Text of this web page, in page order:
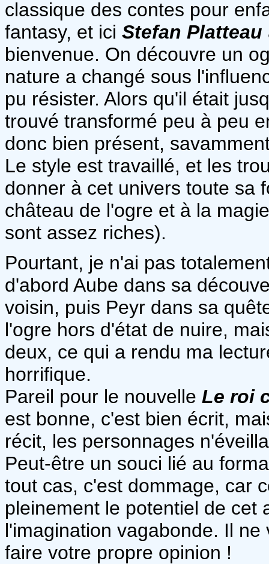
classique des contes pour
fantasy, et ici Stefan Platteau
bienvenue. On découvre un
nature a changé sous
pu résister. Alors qu'il était
trouvé transformé peu à peu
donc bien présent,
Le style est travaillé, et les
donner à cet univers toute sa
château de l'ogre et à la
sont assez riches).
Pourtant, je n'ai pas
d'abord Aube dans sa
voisin, puis Peyr dans sa
l'ogre hors d'état de nuire,
deux, ce qui a rendu ma
horrifique.
Pareil pour le nouvelle Le roi
est bonne, c'est bien écrit,
récit, les personnages
Peut-être un souci lié au
tout cas, c'est dommage, car
pleinement le potentiel de cet
l'imagination vagabonde. Il
faire votre propre opinion !